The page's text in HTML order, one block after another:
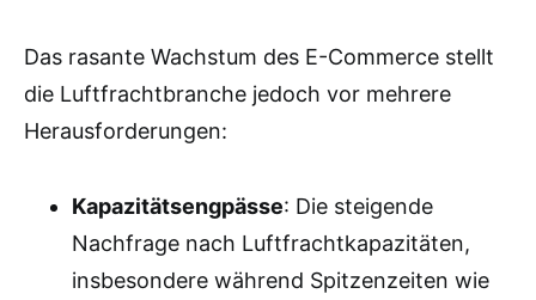
Das rasante Wachstum des E-Commerce stellt
die Luftfrachtbranche jedoch vor mehrere
Herausforderungen:
Kapazitätsengpässe: Die steigende
Nachfrage nach Luftfrachtkapazitäten,
insbesondere während Spitzenzeiten wie